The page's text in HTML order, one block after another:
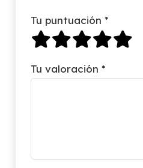
Tu puntuación *
Tu valoración *